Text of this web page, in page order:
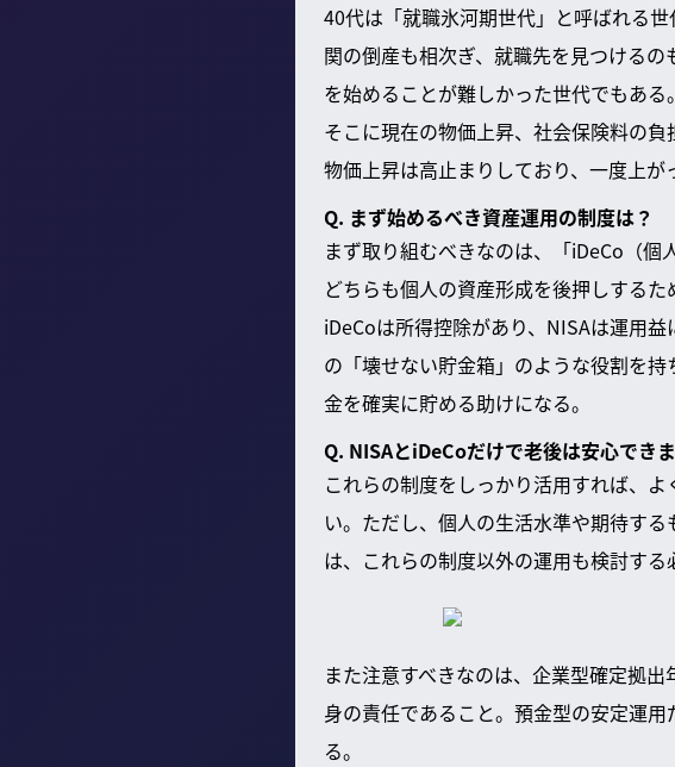
40代は「就職氷河期世代」と呼ばれる
関の倒産も相次ぎ、就職先を見つける
を始めることが難しかった世代でもある。
そこに現在の物価上昇、社会保険料の
物価上昇は高止まりしており、一度上が
Q. まず始めるべき資産運用の制度は？
まず取り組むべきなのは、「iDeCo（個
どちらも個人の資産形成を後押しする
iDeCoは所得控除があり、NISAは運用
の「壊せない貯金箱」のような役割を
金を確実に貯める助けになる。
Q. NISAとiDeCoだけで老後は安心でき
これらの制度をしっかり活用すれば、
い。ただし、個人の生活水準や期待す
は、これらの制度以外の運用も検討する
また注意すべきなのは、企業型確定拠
身の責任であること。預金型の安定運
る。